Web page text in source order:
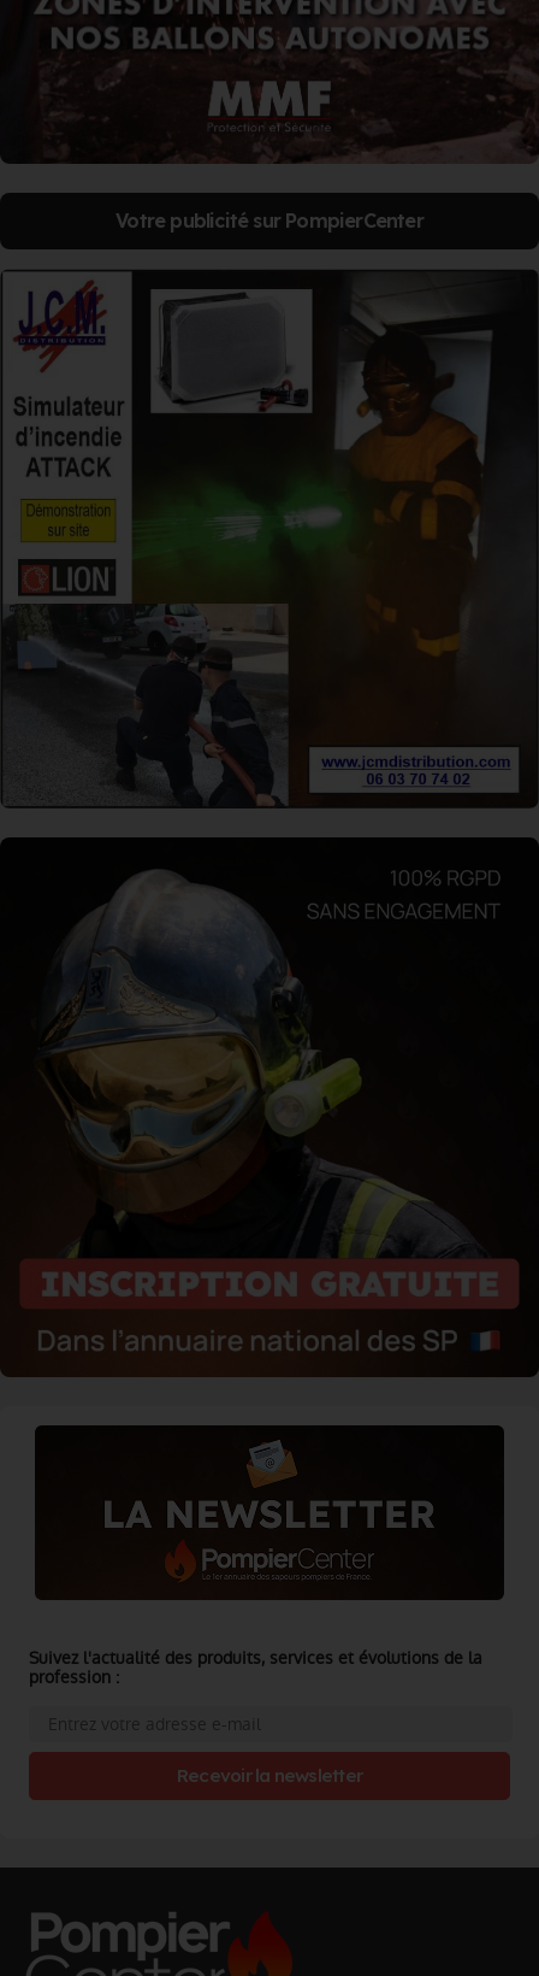
Votre publicité sur PompierCenter
Suivez l'actualité des produits, services et évolutions de la
profession :
Recevoir la newsletter